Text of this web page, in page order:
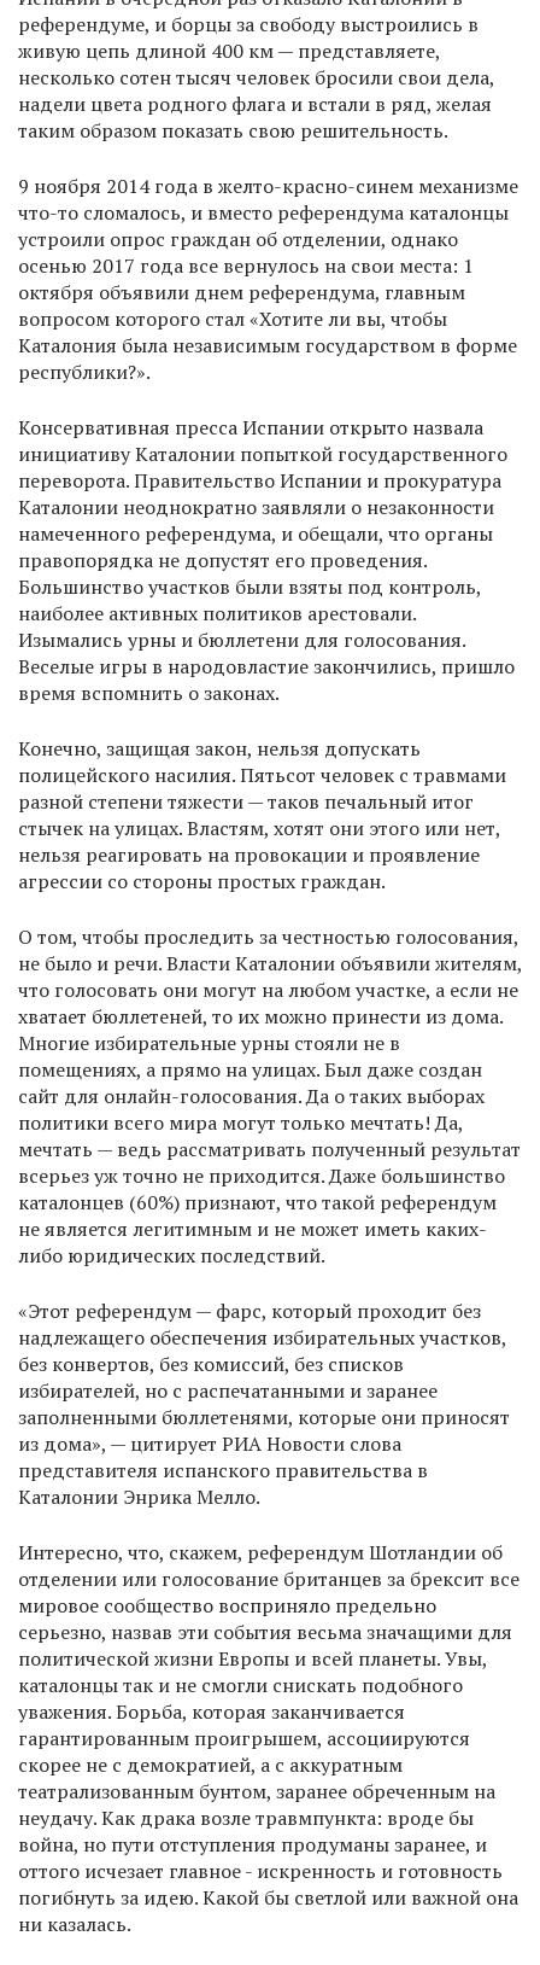
референдуме, и борцы за свободу выстроились в
живую цепь длиной 400 км — представляете,
несколько сотен тысяч человек бросили свои дела,
надели цвета родного флага и встали в ряд, желая
таким образом показать свою решительность.
9 ноября 2014 года в желто-красно-синем механизме
что-то сломалось, и вместо референдума каталонцы
устроили опрос граждан об отделении, однако
осенью 2017 года все вернулось на свои места: 1
октября объявили днем референдума, главным
вопросом которого стал «Хотите ли вы, чтобы
Каталония была независимым государством в форме
республики?».
Консервативная пресса Испании открыто назвала
инициативу Каталонии попыткой государственного
переворота. Правительство Испании и прокуратура
Каталонии неоднократно заявляли о незаконности
намеченного референдума, и обещали, что органы
правопорядка не допустят его проведения.
Большинство участков были взяты под контроль,
наиболее активных политиков арестовали.
Изымались урны и бюллетени для голосования.
Веселые игры в народовластие закончились, пришло
время вспомнить о законах.
Конечно, защищая закон, нельзя допускать
полицейского насилия. Пятьсот человек с травмами
разной степени тяжести — таков печальный итог
стычек на улицах. Властям, хотят они этого или нет,
нельзя реагировать на провокации и проявление
агрессии со стороны простых граждан.
О том, чтобы проследить за честностью голосования,
не было и речи. Власти Каталонии объявили жителям,
что голосовать они могут на любом участке, а если не
хватает бюллетеней, то их можно принести из дома.
Многие избирательные урны стояли не в
помещениях, а прямо на улицах. Был даже создан
сайт для онлайн-голосования. Да о таких выборах
политики всего мира могут только мечтать! Да,
мечтать — ведь рассматривать полученный результат
всерьез уж точно не приходится. Даже большинство
каталонцев (60%) признают, что такой референдум
не является легитимным и не может иметь каких-
либо юридических последствий.
«Этот референдум — фарс, который проходит без
надлежащего обеспечения избирательных участков,
без конвертов, без комиссий, без списков
избирателей, но с распечатанными и заранее
заполненными бюллетенями, которые они приносят
из дома», — цитирует РИА Новости слова
представителя испанского правительства в
Каталонии Энрика Мелло.
Интересно, что, скажем, референдум Шотландии об
отделении или голосование британцев за брексит все
мировое сообщество восприняло предельно
серьезно, назвав эти события весьма значащими для
политической жизни Европы и всей планеты. Увы,
каталонцы так и не смогли снискать подобного
уважения. Борьба, которая заканчивается
гарантированным проигрышем, ассоциируются
скорее не с демократией, а с аккуратным
театрализованным бунтом, заранее обреченным на
неудачу. Как драка возле травмпункта: вроде бы
война, но пути отступления продуманы заранее, и
оттого исчезает главное - искренность и готовность
погибнуть за идею. Какой бы светлой или важной она
ни казалась.